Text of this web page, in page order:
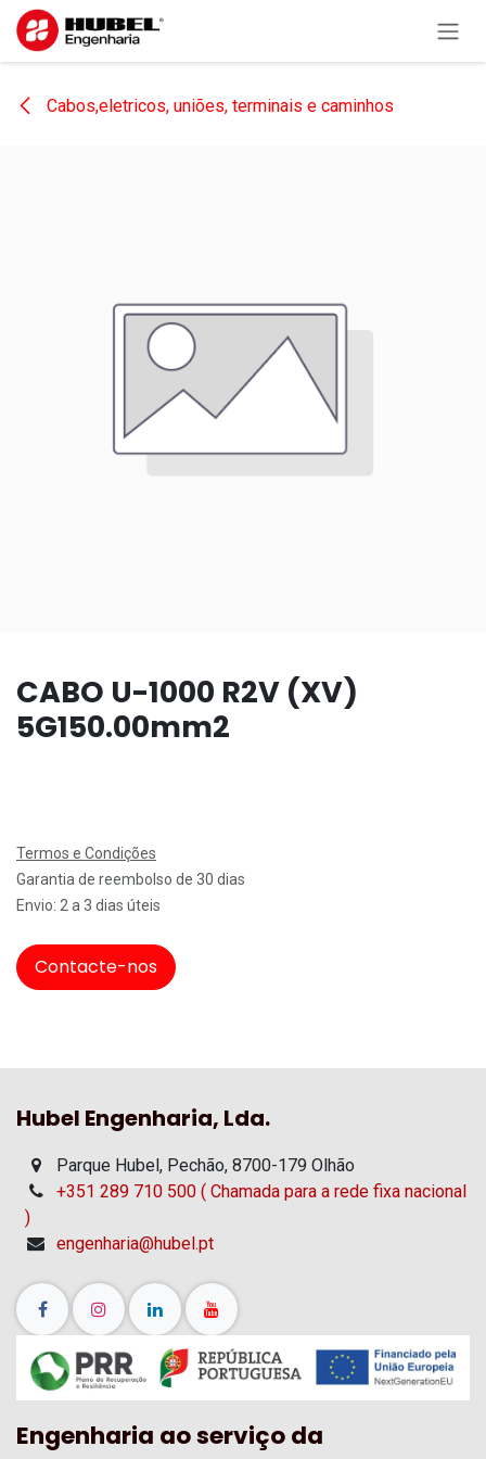
Pular para o conteúdo
Cabos,eletricos, uniões, terminais e caminhos
CABO U-1000 R2V (XV)
5G150.00mm2
Termos e Condições
Garantia de reembolso de 30 dias
Envio: 2 a 3 dias úteis
Contacte-nos
Hubel Engenharia, Lda.
Parque Hubel, Pechão, 8700-179 Olhão
+351 289 710 500 ( Chamada para a rede fixa nacional
)
engenharia@hubel.pt
Engenharia ao serviço da